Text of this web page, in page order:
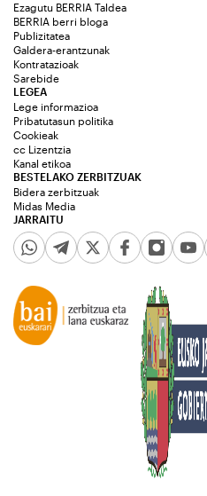
Ezagutu BERRIA Taldea
BERRIA berri bloga
Publizitatea
Galdera-erantzunak
Kontratazioak
Sarebide
JARRAITU
LEGEA
Lege informazioa
Pribatutasun politika
Cookieak
cc Lizentzia
Kanal etikoa
BESTELAKO ZERBITZUAK
Bidera zerbitzuak
Midas Media